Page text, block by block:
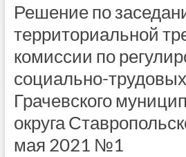
Решение по
территориальной
комиссии по
социально-
Грачевского
округа
мая 2021 №1